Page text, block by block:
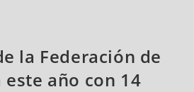
la Federación de
año con 14